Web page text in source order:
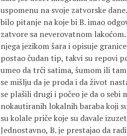
uspomenu na svoje zatvorske
bilo pitanje na koje bi B. imao
zatvore sa neverovatnom
njega jezikom šara i opisuje
postao čudan tip, takvi su repovi
umeo da trči satima, šumom ili
se mišlju da je proda i da život
se plašili drugi i počeo je da o sebi
nokautiranih lokalnih baraba koji
su kolale priče koje su davale
Jednostavno, B. je prestajao da